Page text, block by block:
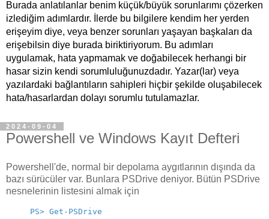
Burada anlatılanlar benim küçük/büyük sorunlarımı çözerken
izlediğim adımlardır. İlerde bu bilgilere kendim her yerden
erişeyim diye, veya benzer sorunları yaşayan başkaları da
erişebilsin diye burada biriktiriyorum. Bu adımları
uygulamak, hata yapmamak ve doğabilecek herhangi bir
hasar sizin kendi sorumluluğunuzdadır. Yazar(lar) veya
yazılardaki bağlantıların sahipleri hiçbir şekilde oluşabilecek
hata/hasarlardan dolayı sorumlu tutulamazlar.
2024-09-04
Powershell ve Windows Kayıt Defteri
Powershell'de, normal bir depolama aygıtlarının dışında da
bazı sürücüler var. Bunlara PSDrive deniyor. Bütün PSDrive
nesnelerinin listesini almak için
PS> Get-PSDrive